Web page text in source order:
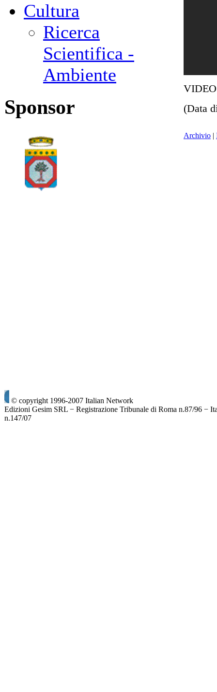
Cultura
Ricerca
Scientifica -
Ambiente
Sponsor
(Data
Archivio |
© copyright 1996-2007 Italian Network
Edizioni Gesim SRL − Registrazione Tribunale di Roma n.87/96 −
n.147/07